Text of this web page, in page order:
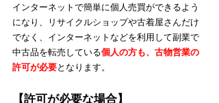
インターネットで簡単に個人売買ができるよう
になり、リサイクルショップや古着屋さんだけ
でなく、インターネットなどを利用して副業で
中古品を転売している個人の方も、古物営業の
許可が必要となります。
【許可が必要な場合】